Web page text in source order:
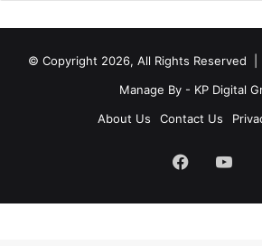
© Copyright 2026, All Rights Reserved |
Manage By - KP Digital
About Us
Contact Us
Facebook